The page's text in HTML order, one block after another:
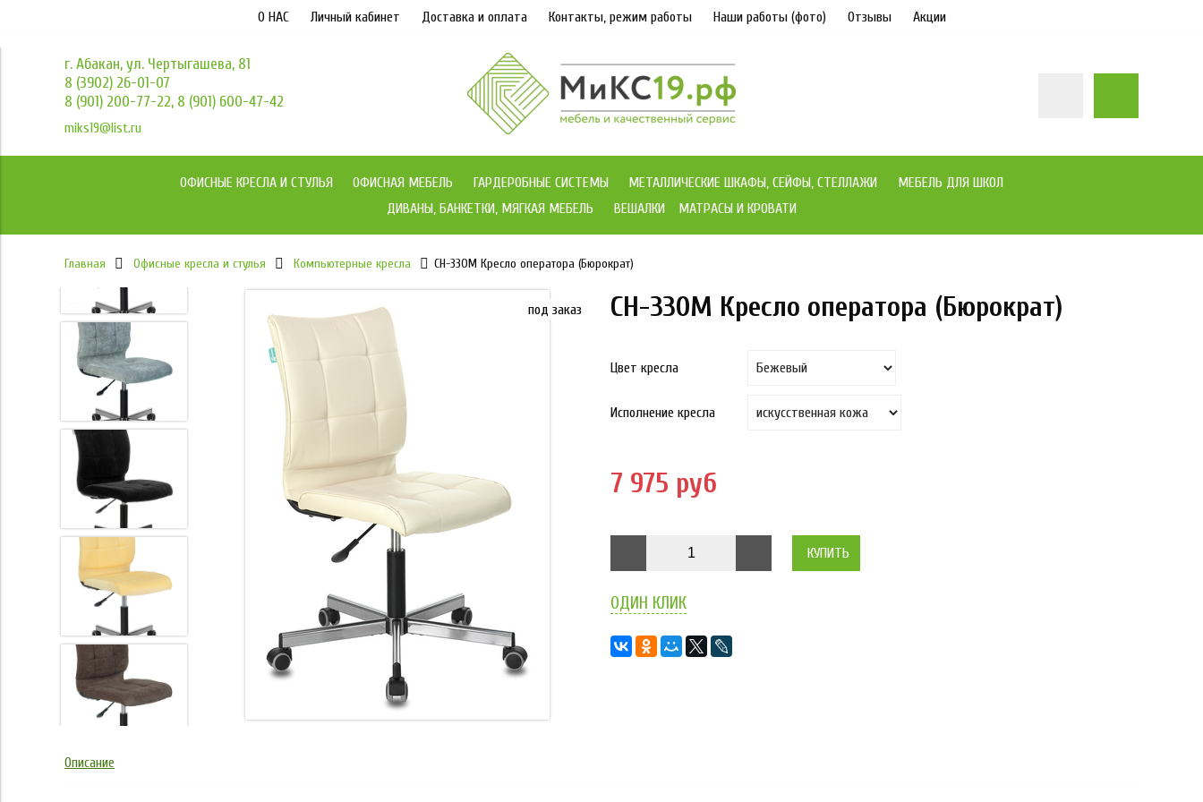
О НАС Личный кабинет Доставка и оплата Контакты, режим работы Наши работы (фото) Отзывы Акции
г. Абакан, ул. Чертыгашева, 81
8 (3902) 26-01-07
8 (901) 200-77-22, 8 (901) 600-47-42
miks19@list.ru
ОФИСНЫЕ КРЕСЛА И СТУЛЬЯ ОФИСНАЯ МЕБЕЛЬ ГАРДЕРОБНЫЕ СИСТЕМЫ МЕТАЛЛИЧЕСКИЕ ШКАФЫ, СЕЙФЫ, СТЕЛЛАЖИ
МЕБЕЛЬ ДЛЯ ШКОЛ
ДИВАНЫ, БАНКЕТКИ, МЯГКАЯ МЕБЕЛЬ
ВЕШАЛКИ МАТРАСЫ И КРОВАТИ
Главная Офисные кресла и стулья Компьютерные кресла CH-330M Кресло оператора (Бюрократ)
под заказ под заказ под заказ
CH-330M Кресло оператора (Бюрократ)
Цвет кресла
Исполнение кресла
7 975 руб
КУПИТЬ
ОДИН КЛИК
Описание